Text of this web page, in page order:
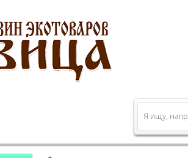
Я ищу,